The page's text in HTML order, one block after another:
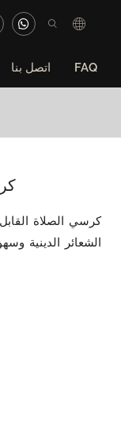
اتصل بنا FAQ
كرسي الصلاة
الشعائر الدينية